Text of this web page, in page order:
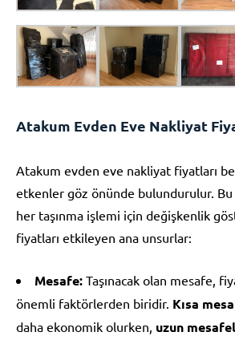
Atakum Evden Eve Nakliyat
Atakum evden eve nakliyat fiyatları
etkenler göz önünde bulundurulur.
her taşınma işlemi için değişkenlik
fiyatları etkileyen ana unsurlar:
Mesafe: Taşınacak olan mesafe,
önemli faktörlerden biridir. Kısa
daha ekonomik olurken, uzun